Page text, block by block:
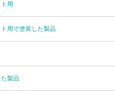
用
用で塗装した製品
製品